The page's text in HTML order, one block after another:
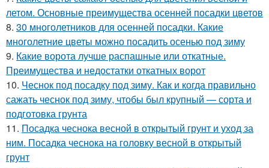
летом. Основные преимущества осенней посадки цветов
8. 30 многолетников для осенней посадки. Какие
многолетние цветы можно посадить осенью под зиму
9. Какие ворота лучше распашные или откатные.
Преимущества и недостатки откатных ворот
10. Чеснок под посадку под зиму. Как и когда правильно
сажать чеснок под зиму, чтобы был крупный — сорта и
подготовка грунта
11. Посадка чеснока весной в открытый грунт и уход за
ним. Посадка чеснока на головку весной в открытый
грунт